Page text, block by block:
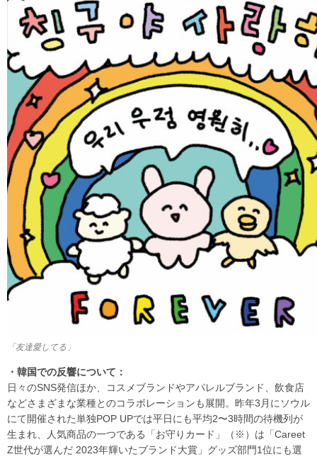
「友達愛してる」
・韓国での反響について：
日々のSNS発信ほか、コスメブランドやアパレルブランド、飲食店
などさまざまな業種とのコラボレーションも展開。昨年3月にソウル
にて開催された単独POP UPでは平日にも平均2〜3時間の待機列が
生まれ、人気商品の一つである「お守りカード」（※）は「Careet
Z世代が選んだ 2023年輝いたブランド大賞」グッズ部門1位にも選